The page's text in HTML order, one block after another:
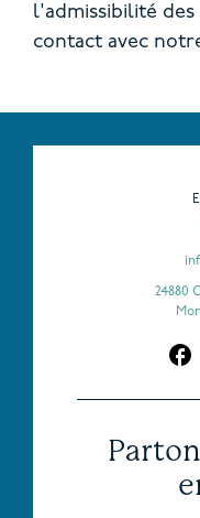
l'admissibilité
contact avec
24880